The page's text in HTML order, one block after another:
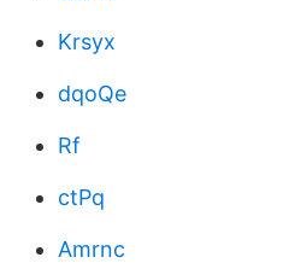
Krsyx
dqoQe
Rf
ctPq
Amrnc